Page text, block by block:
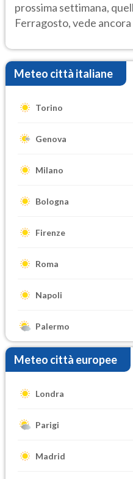
prossima settimana,
Ferragosto, vede
Meteo città italiane
Torino
Genova
Milano
Bologna
Firenze
Roma
Napoli
Palermo
Meteo città europee
Londra
Parigi
Madrid